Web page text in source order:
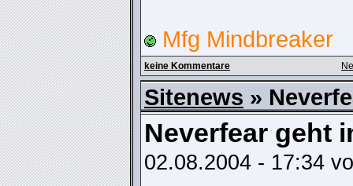
Mfg Mindbreaker
keine Kommentare
Sitenews »
Neverfear geht
02.08.2004 - 17:34